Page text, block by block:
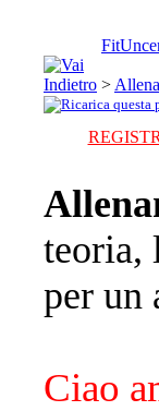
>
teoria,
per un
Ciao